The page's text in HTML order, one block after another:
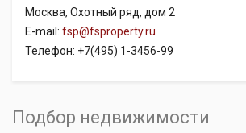
Москва, Охотный ряд, дом 2
E-mail: fsp@fsproperty.ru
Телефон: +7(495) 1-3456-99
Подбор недвижимости